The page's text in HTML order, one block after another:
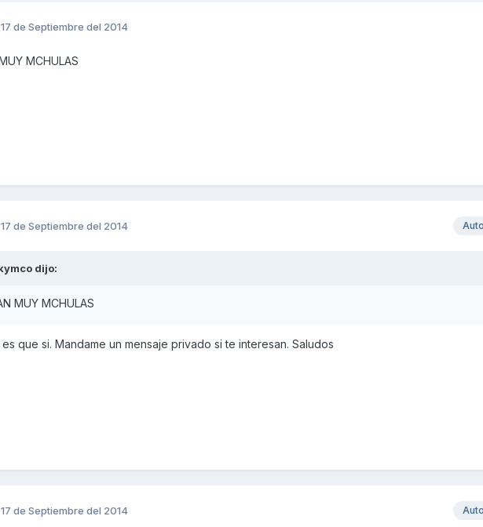
17 de Septiembre del 2014
MCHULAS
17 de Septiembre del 2014
dijo:
MUY MCHULAS
que si. Mandame un mensaje privado si te interesan. Saludos
17 de Septiembre del 2014